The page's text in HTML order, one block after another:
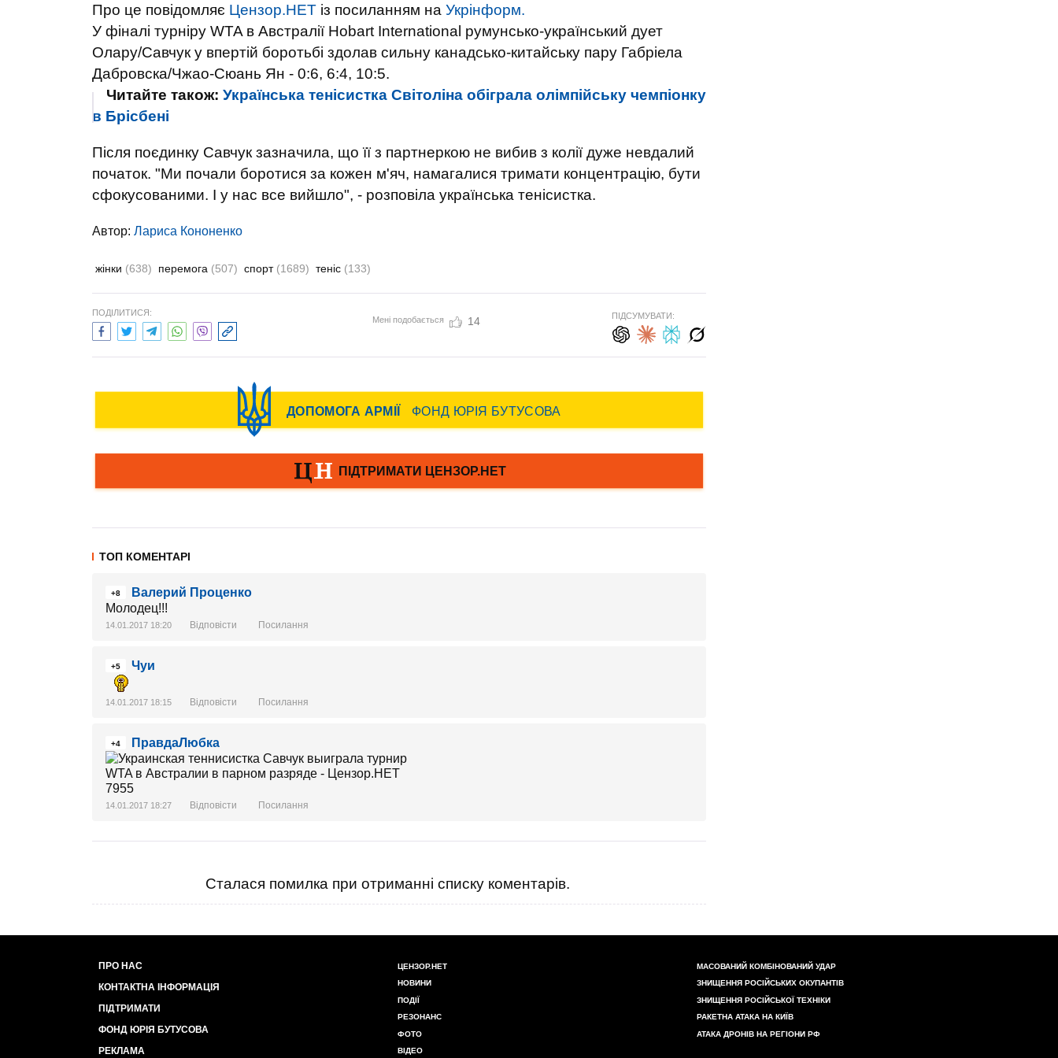
Про це повідомляє Цензор.НЕТ із посиланням на Укрінформ.
У фіналі турніру WTA в Австралії Hobart International румунсько-український дует
Олару/Савчук у впертій боротьбі здолав сильну канадсько-китайську пару Габріела
Дабровска/Чжао-Сюань Ян - 0:6, 6:4, 10:5.
Читайте також: Українська тенісистка Світоліна обіграла олімпійську чемпіонку
в Брісбені
Після поєдинку Савчук зазначила, що її з партнеркою не вибив з колії дуже невдалий
початок. "Ми почали боротися за кожен м'яч, намагалися тримати концентрацію, бути
сфокусованими. І у нас все вийшло", - розповіла українська тенісистка.
Автор: Лариса Кононенко
жінки (638) перемога (507) спорт (1689) теніс (133)
ПОДІЛИТИСЯ:
Мені подобається 14 ПІДСУМУВАТИ:
ТОП КОМЕНТАРІ
+8
Валерий Проценко
Молодец!!!
14.01.2017 18:20 Відповісти Посилання
+5 Чуи
14.01.2017 18:15 Відповісти Посилання
+4 ПравдаЛюбка
14.01.2017 18:27 Відповісти Посилання
Сталася помилка при отриманні списку коментарів.
ПРО НАС
КОНТАКТНА ІНФОРМАЦІЯ
ПІДТРИМАТИ
ФОНД ЮРІЯ БУТУСОВА
РЕКЛАМА
ЦЕНЗОР.НЕТ
НОВИНИ
ПОДІЇ
РЕЗОНАНС
ФОТО
ВІДЕО
МАСОВАНИЙ КОМБІНОВАНИЙ УДАР
ЗНИЩЕННЯ РОСІЙСЬКИХ ОКУПАНТІВ
ЗНИЩЕННЯ РОСІЙСЬКОЇ ТЕХНІКИ
РАКЕТНА АТАКА НА КИЇВ
АТАКА ДРОНІВ НА РЕГІОНИ РФ